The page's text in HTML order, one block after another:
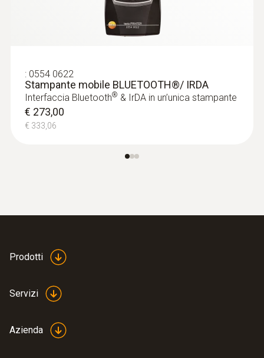
: 0554 0622
Stampante mobile BLUETOOTH®/ IRDA
Interfaccia Bluetooth® & IrDA in un’unica stampante
€ 273,00
€ 333,06
Prodotti
Servizi
Azienda